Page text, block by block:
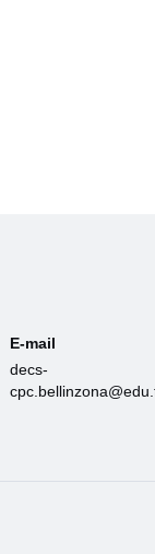
E-mail
decs-